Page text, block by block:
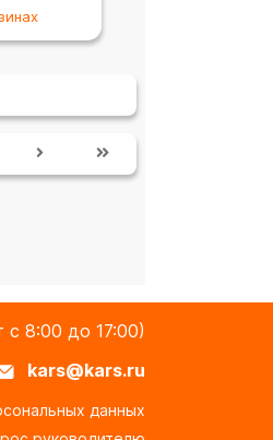
с 8:00 до 17:00)
kars@kars.ru
данных